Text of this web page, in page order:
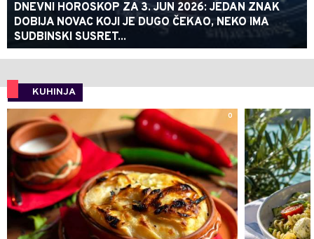
DNEVNI HOROSKOP ZA 3. JUN 2026: JEDAN ZNAK
DOBIJA NOVAC KOJI JE DUGO ČEKAO, NEKO IMA
SUDBINSKI SUSRET...
KUHINJA
0